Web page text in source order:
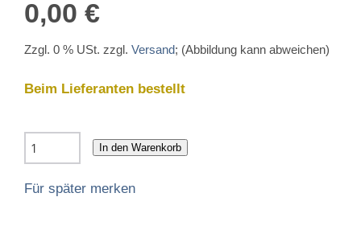
0,00 €
Zzgl. 0 % USt. zzgl. Versand; (Abbildung kann abweichen)
Beim Lieferanten bestellt
In den Warenkorb
Für später merken